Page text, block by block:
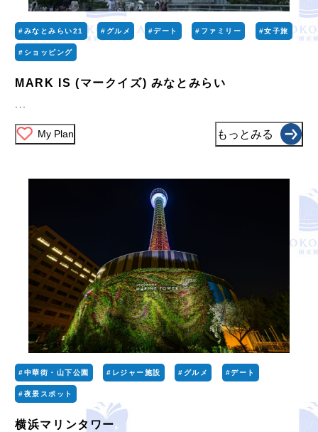
#みなとみらい21 #グルメ #デート #ファミリー #女子旅
#ショッピング
MARK IS (マークイズ) みなとみらい
My Plan もっとみる
#中華街・山下公園 #レジャー施設 #グルメ #デート
#夜景スポット
横浜マリンタワー